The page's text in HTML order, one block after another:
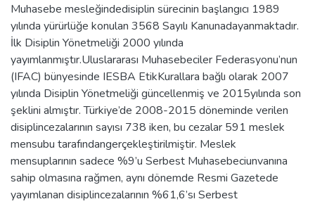
Muhasebe mesleğindedisiplin sürecinin başlangıcı 1989
yılında yürürlüğe konulan 3568 Sayılı Kanunadayanmaktadır.
İlk Disiplin Yönetmeliği 2000 yılında
yayımlanmıştır.Uluslararası Muhasebeciler Federasyonu’nun
(IFAC) bünyesinde IESBA EtikKurallara bağlı olarak 2007
yılında Disiplin Yönetmeliği güncellenmiş ve 2015yılında son
şeklini almıştır. Türkiye’de 2008-2015 döneminde verilen
disiplincezalarının sayısı 738 iken, bu cezalar 591 meslek
mensubu tarafındangerçekleştirilmiştir. Meslek
mensuplarının sadece %9’u Serbest Muhasebeciunvanına
sahip olmasına rağmen, aynı dönemde Resmi Gazetede
yayımlanan disiplincezalarının %61,6’sı Serbest